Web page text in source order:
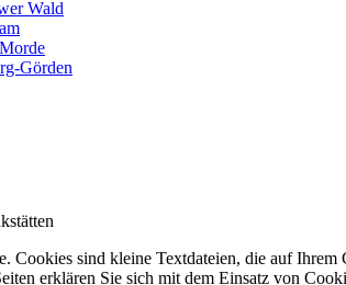
Wald
Görden
Cookies sind kleine Textdateien, die auf
erklären Sie sich mit dem Einsatz von